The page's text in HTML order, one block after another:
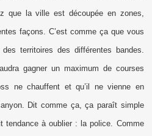
que la ville est découpée en zones,
façons. C’est comme ça que vous
territoires des différentes bandes.
gagner un maximum de courses
ne chauffent et qu’il ne vienne en
Dit comme ça, ça paraît simple
tendance à oublier : la police. Comme